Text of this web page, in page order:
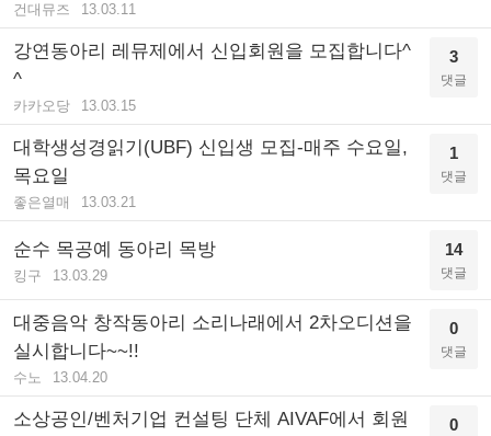
건대뮤즈 13.03.11
강연동아리 레뮤제에서 신입회원을 모집합니다^
^
카카오당 13.03.15
3
댓글
대학생성경읽기(UBF) 신입생 모집-매주 수요일,
목요일
좋은열매 13.03.21
1
댓글
순수 목공예 동아리 목방
킹구 13.03.29
14
댓글
대중음악 창작동아리 소리나래에서 2차오디션을
실시합니다~~!!
수노 13.04.20
0
댓글
소상공인/벤처기업 컨설팅 단체 AIVAF에서 회원
0